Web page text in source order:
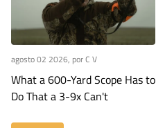
agosto 02 2026, por C V
What a 600-Yard Scope Has to
Do That a 3-9x Can't